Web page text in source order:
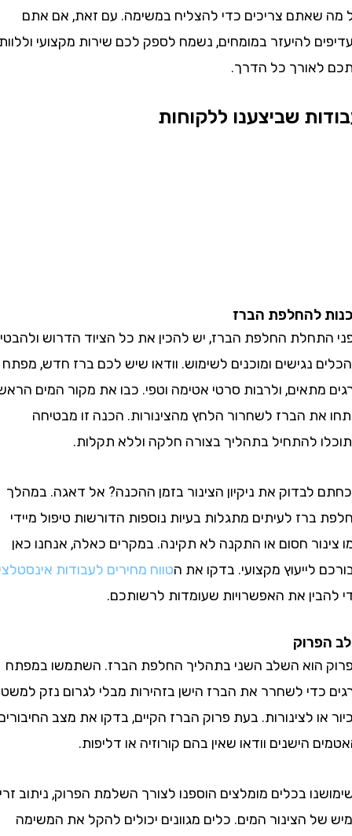
צריכים כדי להצליח במשימה. עם זאת, אם אתם
להיעזר במומחים, נשמח לספק לכם שירות מקצועי וללוות
כל הדרך.
שביצענו ללקוחות
להחלפת הברז
החלפת הברז, יש להכין את כל הציוד הדרוש ולהבטיח
נגישים ומוכנים לשימוש. וודאו שיש לכם ברז חדש, מפתח
ולרבות סרטי אטימה וטפי. כבו את מקור המים הראשי
הברז לשחרור הלחץ מהצינורות. הכנה זו מבטיחה
להתחיל בתהליך בצורה חלקה וללא תקלות.
את ניקיון הצינור בזמן ההכנה? אל דאגה. במהלך
לעיתים מתגלות בעיות נוספות הדורשות טיפול מיידי
חסום או התקנה לא תקינה. במקרים כאלה, אנחנו כאן
לייעוץ מקצועי. בדקו את הטווח מחירים לעבודות אינסטלציה
את האפשרויות שעומדות לרשותכם.
הוא השלב השני בתהליך החלפת הברז. השתמשו במפתח
לשחרר את הברז הישן בזהירות מבלי לגרום נזק למשטח
לצינורות. בעת פרוק הברז הקיים, בדקו את מצב החיבורים
הישנים וודאו שאין בהם קורוזיה או דליפות.
בכלים מומלצים הוספנו לצורך השלמת הפרוק, ניתוב זריז
הצינור המים. כלים מגוונים יכולים להקל את המשימה